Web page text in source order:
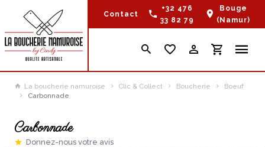
Contact
+32 476
33 82 79
Bouge
(Namur)
La boucherie namuroise Clic & Collect Boucherie
Boeuf
Carbonnade
Carbonnade
Donnez-nous votre avis